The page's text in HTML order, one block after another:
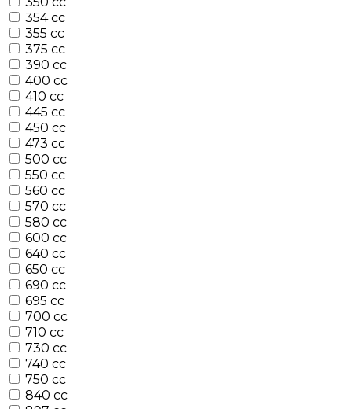
354 cc
355 cc
375 cc
390 cc
400 cc
410 cc
445 cc
450 cc
473 cc
500 cc
550 cc
560 cc
570 cc
580 cc
600 cc
640 cc
650 cc
690 cc
695 cc
700 cc
710 cc
730 cc
740 cc
750 cc
840 cc